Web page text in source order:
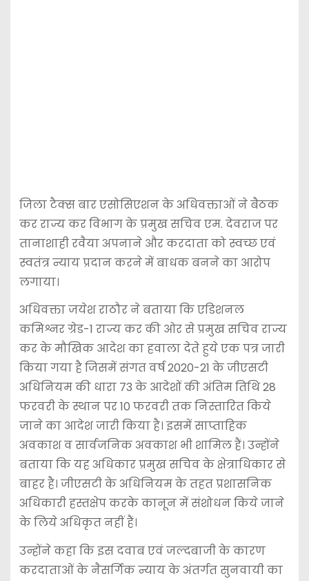
जिला टैक्स बार एसोसिएशन के अधिवक्ताओं ने बैठक
कर राज्य कर विभाग के प्रमुख सचिव एम. देवराज पर
तानाशाही रवैया अपनाने और करदाता को स्वच्छ एवं
स्वतंत्र न्याय प्रदान करने में बाधक बनने का आरोप
लगाया।
अधिवक्ता जयेश राठौर ने बताया कि एडिशनल
कमिश्नर ग्रेड-1 राज्य कर की ओर से प्रमुख सचिव राज्य
कर के मौखिक आदेश का हवाला देते हुये एक पत्र जारी
किया गया है जिसमें संगत वर्ष 2020-21 के जीएसटी
अधिनियम की धारा 73 के आदेशों की अंतिम तिथि 28
फरवरी के स्थान पर 10 फरवरी तक निस्तारित किये
जाने का आदेश जारी किया है। इसमें साप्ताहिक
अवकाश व सार्वजनिक अवकाश भी शामिल हैं। उन्होंने
बताया कि यह अधिकार प्रमुख सचिव के क्षेत्राधिकार से
बाहर है। जीएसटी के अधिनियम के तहत प्रशासनिक
अधिकारी हस्तक्षेप करके कानून में संशोधन किये जाने
के लिये अधिकृत नहीं हैं।
उन्होंने कहा कि इस दवाब एवं जल्दबाजी के कारण
करदाताओं के नैसर्गिक न्याय के अंतर्गत सुनवायी का